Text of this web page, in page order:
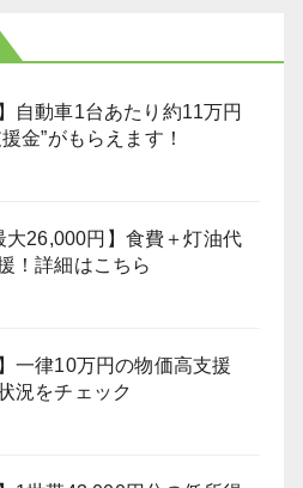
自動車1台あたり約11万円
金”がもらえます！
大26,000円】食費＋灯油代
！詳細はこちら
一律10万円の物価高支援
況をチェック